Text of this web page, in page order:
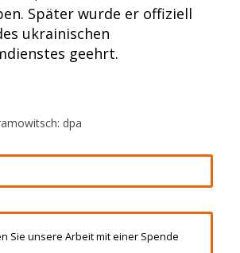
Später wurde er offiziell
ukrainischen
geehrt.
dpa
Sie unsere Arbeit mit einer Spende